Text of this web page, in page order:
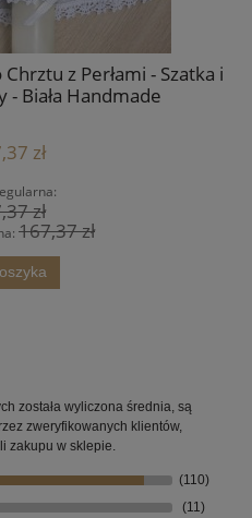
z Perłami - Szatka i
Biała Handmade
zł
zł
167,37 zł
została wyliczona średnia, są
zweryfikowanych klientów,
zakupu w sklepie.
(110)
(11)